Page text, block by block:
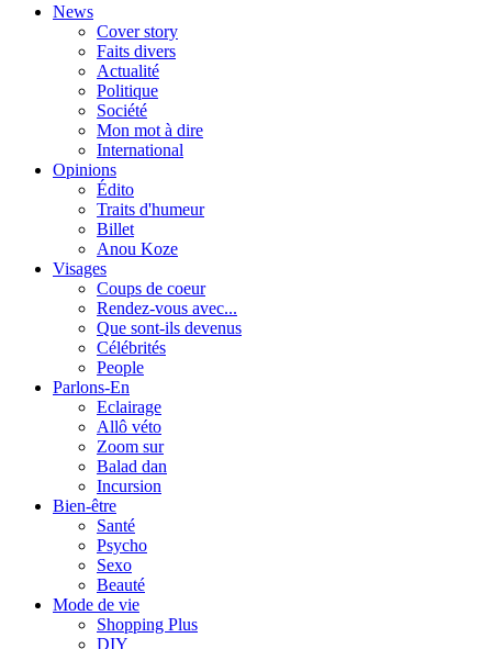
News
Cover story
Faits divers
Actualité
Politique
Société
Mon mot à dire
International
Opinions
Édito
Traits d'humeur
Billet
Anou Koze
Visages
Coups de coeur
Rendez-vous avec...
Que sont-ils devenus
Célébrités
People
Parlons-En
Eclairage
Allô véto
Zoom sur
Balad dan
Incursion
Bien-être
Santé
Psycho
Sexo
Beauté
Mode de vie
Shopping Plus
DIY